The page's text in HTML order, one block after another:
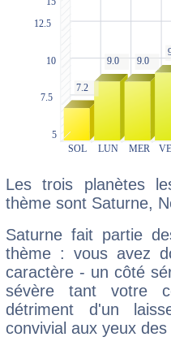
Les trois planètes
thème sont Saturne,
Saturne fait partie
thème : vous avez
caractère - un côté
sévère tant votre
détriment d'un
convivial aux yeux